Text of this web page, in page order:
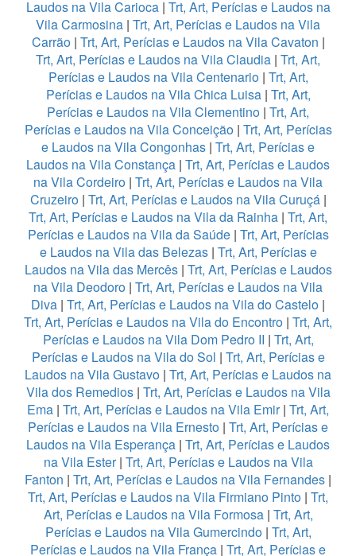
Laudos na Vila Carioca| Trt, Art, Perícias e Laudos na
Vila Carmosina | Trt, Art, Perícias e Laudos na Vila
Carrão| Trt, Art, Perícias e Laudos na Vila Cavaton |
Trt, Art, Perícias e Laudos na Vila Claudia | Trt, Art,
Perícias e Laudos na Vila Centenario| Trt, Art,
Perícias e Laudos na Vila Chica Luisa | Trt, Art,
Perícias e Laudos na Vila Clementino | Trt, Art,
Perícias e Laudos na Vila Conceição| Trt, Art, Perícias
e Laudos na Vila Congonhas | Trt, Art, Perícias e
Laudos na Vila Constança | Trt, Art, Perícias e Laudos
na Vila Cordeiro | Trt, Art, Perícias e Laudos na Vila
Cruzeiro | Trt, Art, Perícias e Laudos na Vila Curuçá |
Trt, Art, Perícias e Laudos na Vila da Rainha | Trt, Art,
Perícias e Laudos na Vila da Saúde| Trt, Art, Perícias
e Laudos na Vila das Belezas| Trt, Art, Perícias e
Laudos na Vila das Mercês| Trt, Art, Perícias e Laudos
na Vila Deodoro | Trt, Art, Perícias e Laudos na Vila
Diva | Trt, Art, Perícias e Laudos na Vila do Castelo |
Trt, Art, Perícias e Laudos na Vila do Encontro | Trt, Art,
Perícias e Laudos na Vila Dom Pedro II | Trt, Art,
Perícias e Laudos na Vila do Sol | Trt, Art, Perícias e
Laudos na Vila Gustavo | Trt, Art, Perícias e Laudos na
Vila dos Remedios| Trt, Art, Perícias e Laudos na Vila
Ema | Trt, Art, Perícias e Laudos na Vila Emir| Trt, Art,
Perícias e Laudos na Vila Ernesto | Trt, Art, Perícias e
Laudos na Vila Esperança | Trt, Art, Perícias e Laudos
na Vila Ester| Trt, Art, Perícias e Laudos na Vila
Fanton | Trt, Art, Perícias e Laudos na Vila Fernandes |
Trt, Art, Perícias e Laudos na Vila Firmiano Pinto | Trt,
Art, Perícias e Laudos na Vila Formosa| Trt, Art,
Perícias e Laudos na Vila Gumercindo| Trt, Art,
Perícias e Laudos na Vila França | Trt, Art, Perícias e